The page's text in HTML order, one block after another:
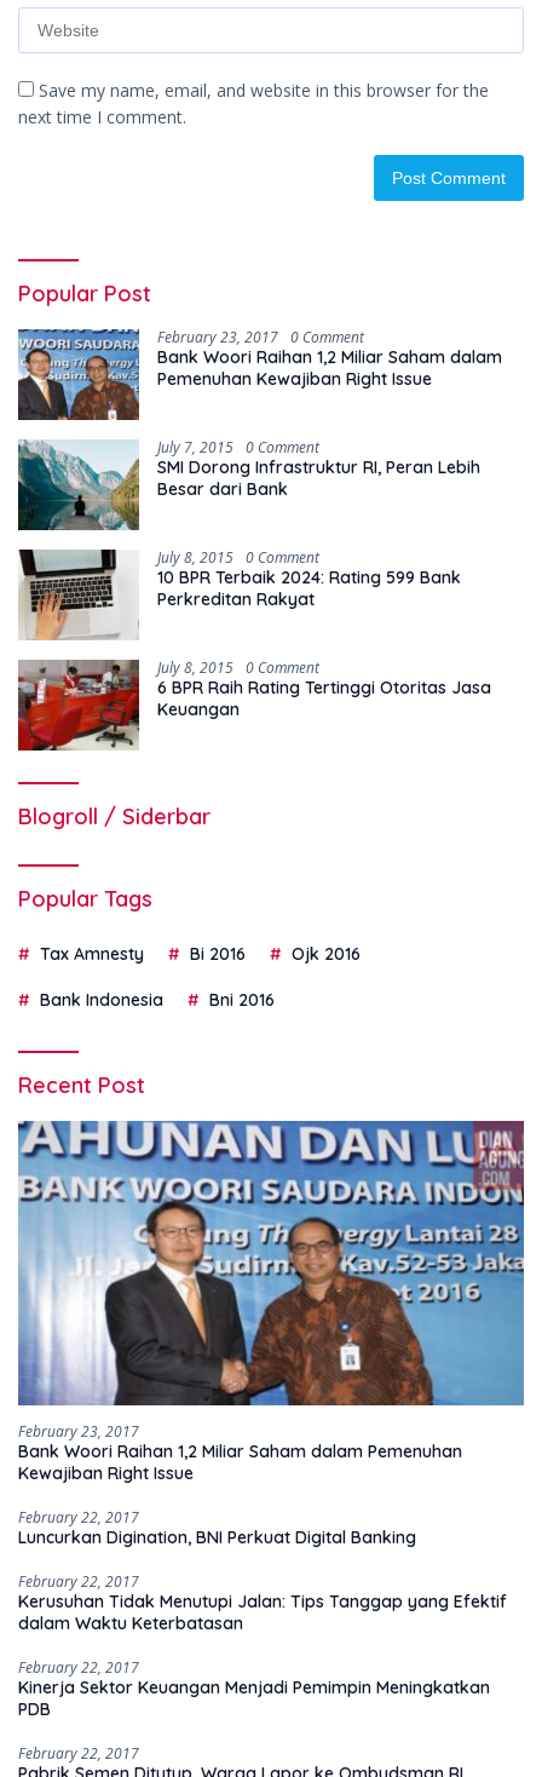
Save my name, email, and website in this browser for the
next time I comment.
Popular Post
February 23, 2017 0 Comment
Bank Woori Raihan 1,2 Miliar Saham dalam
Pemenuhan Kewajiban Right Issue
July 7, 2015 0 Comment
SMI Dorong Infrastruktur RI, Peran Lebih
Besar dari Bank
July 8, 2015 0 Comment
10 BPR Terbaik 2024: Rating 599 Bank
Perkreditan Rakyat
July 8, 2015 0 Comment
6 BPR Raih Rating Tertinggi Otoritas Jasa
Keuangan
Blogroll / Siderbar
Popular Tags
Tax Amnesty Bi 2016 Ojk 2016
Bank Indonesia Bni 2016
Recent Post
February 23, 2017
Bank Woori Raihan 1,2 Miliar Saham dalam Pemenuhan
Kewajiban Right Issue
February 22, 2017
Luncurkan Digination, BNI Perkuat Digital Banking
February 22, 2017
Kerusuhan Tidak Menutupi Jalan: Tips Tanggap yang Efektif
dalam Waktu Keterbatasan
February 22, 2017
Kinerja Sektor Keuangan Menjadi Pemimpin Meningkatkan
PDB
February 22, 2017